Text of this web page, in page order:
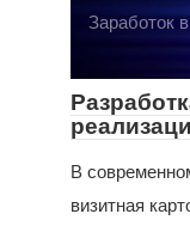
Заработок
В
визитная